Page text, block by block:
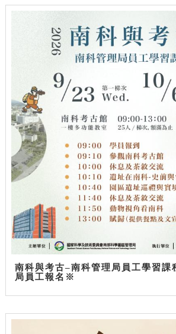
南科與考古–南科管理局員工學習
局員工報名※